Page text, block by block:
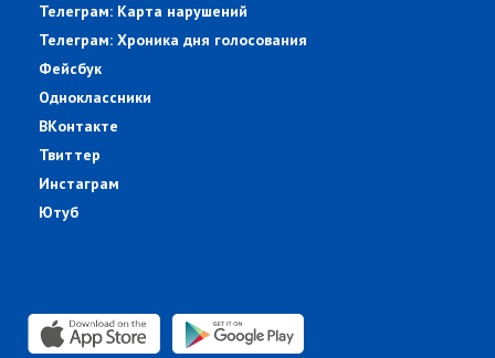
Телеграм: Карта нарушений
Телеграм: Хроника дня голосования
Фейсбук
Одноклассники
ВКонтакте
Твиттер
Инстаграм
Ютуб